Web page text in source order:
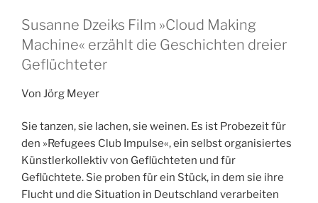
Susanne Dzeiks Film »Cloud Making
Machine« erzählt die Geschichten dreier
Geflüchteter
Von Jörg Meyer
Sie tanzen, sie lachen, sie weinen. Es ist Probezeit für
den »Refugees Club Impulse«, ein selbst organisiertes
Künstlerkollektiv von Geflüchteten und für
Geflüchtete. Sie proben für ein Stück, in dem sie ihre
Flucht und die Situation in Deutschland verarbeiten